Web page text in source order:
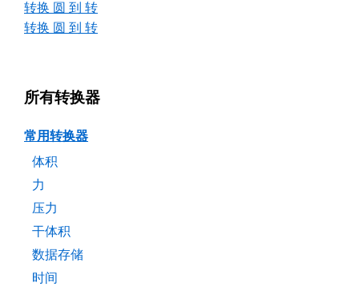
转换 圆 到 转
转换 圆 到 转
所有转换器
常用转换器
体积
力
压力
干体积
数据存储
时间